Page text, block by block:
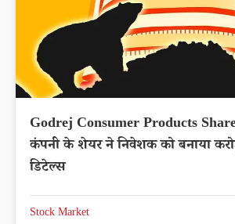
Godrej Consumer Products
कंपनी के शेयर ने निवेशक को बनाया करोड़पति,
डिटेल्स
Stock Market